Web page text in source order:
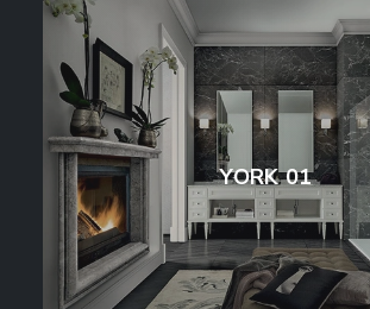
YORK 01